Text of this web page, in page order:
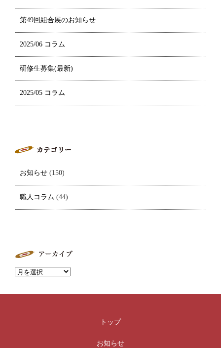
第49回組合展のお知らせ
2025/06 コラム
研修生募集(最新)
2025/05 コラム
お知らせ (150)
職人コラム (44)
トップ
お知らせ